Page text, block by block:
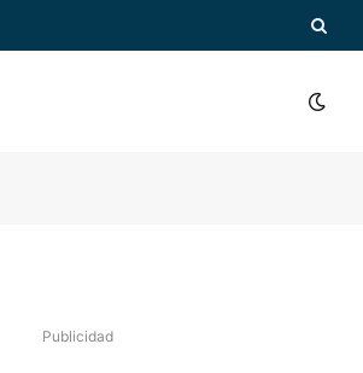
Publicidad